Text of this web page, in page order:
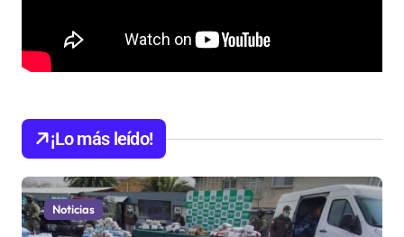
¡Lo más leído!
Noticias